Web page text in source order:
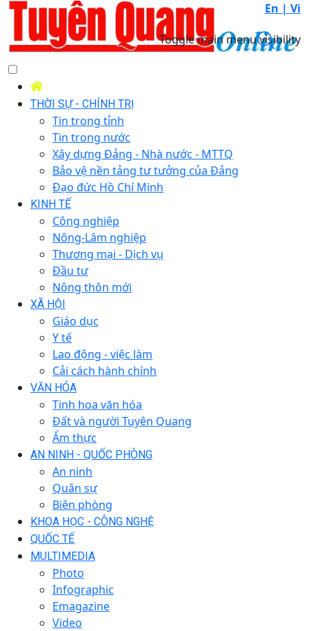
En | Vi
Toggle main menu visibility
THỜI SỰ - CHÍNH TRỊ
Tin trong tỉnh
Tin trong nước
Xây dựng Đảng - Nhà nước - MTTQ
Bảo vệ nền tảng tư tưởng của Đảng
Đạo đức Hồ Chí Minh
KINH TẾ
Công nghiệp
Nông-Lâm nghiệp
Thương mại - Dịch vụ
Đầu tư
Nông thôn mới
XÃ HỘI
Giáo dục
Y tế
Lao động - việc làm
Cải cách hành chính
VĂN HÓA
Tinh hoa văn hóa
Đất và người Tuyên Quang
Ẩm thực
AN NINH - QUỐC PHÒNG
An ninh
Quân sự
Biên phòng
KHOA HỌC - CÔNG NGHỆ
QUỐC TẾ
MULTIMEDIA
Photo
Infographic
Emagazine
Video